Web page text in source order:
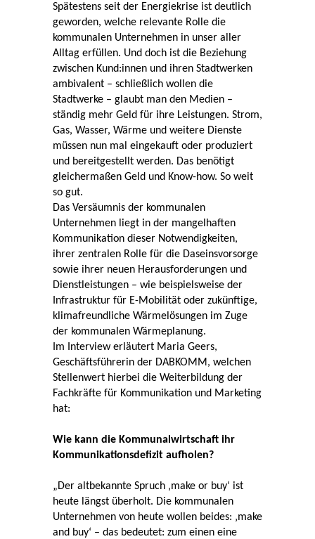
Spätestens seit der Energiekrise ist deutlich
geworden, welche relevante Rolle die
kommunalen Unternehmen in unser aller
Alltag erfüllen. Und doch ist die Beziehung
zwischen Kund:innen und ihren Stadtwerken
ambivalent – schließlich wollen die
Stadtwerke – glaubt man den Medien –
ständig mehr Geld für ihre Leistungen. Strom,
Gas, Wasser, Wärme und weitere Dienste
müssen nun mal eingekauft oder produziert
und bereitgestellt werden. Das benötigt
gleichermaßen Geld und Know-how. So weit
so gut.
Das Versäumnis der kommunalen
Unternehmen liegt in der mangelhaften
Kommunikation dieser Notwendigkeiten,
ihrer zentralen Rolle für die Daseinsvorsorge
sowie ihrer neuen Herausforderungen und
Dienstleistungen – wie beispielsweise der
Infrastruktur für E-Mobilität oder zukünftige,
klimafreundliche Wärmelösungen im Zuge
der kommunalen Wärmeplanung.
Im Interview erläutert Maria Geers,
Geschäftsführerin der DABKOMM, welchen
Stellenwert hierbei die Weiterbildung der
Fachkräfte für Kommunikation und Marketing
hat:
Wie kann die Kommunalwirtschaft ihr
Kommunikationsdefizit aufholen?
„Der altbekannte Spruch ‚make or buy‘ ist
heute längst überholt. Die kommunalen
Unternehmen von heute wollen beides: ‚make
and buy‘ – das bedeutet: zum einen eine